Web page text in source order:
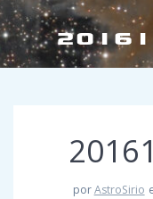
porAstroSirio